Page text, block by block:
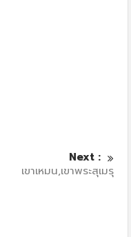
Next :
เขาเหมน,เขาพระสุเมรุ